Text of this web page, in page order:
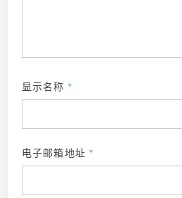
显示名称 *
电子邮箱地址 *